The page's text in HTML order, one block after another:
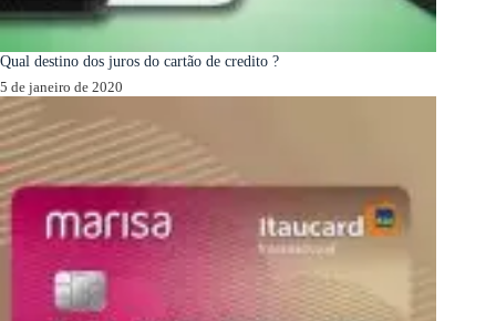
Qual destino dos juros do cartão de credito ?
5 de janeiro de 2020